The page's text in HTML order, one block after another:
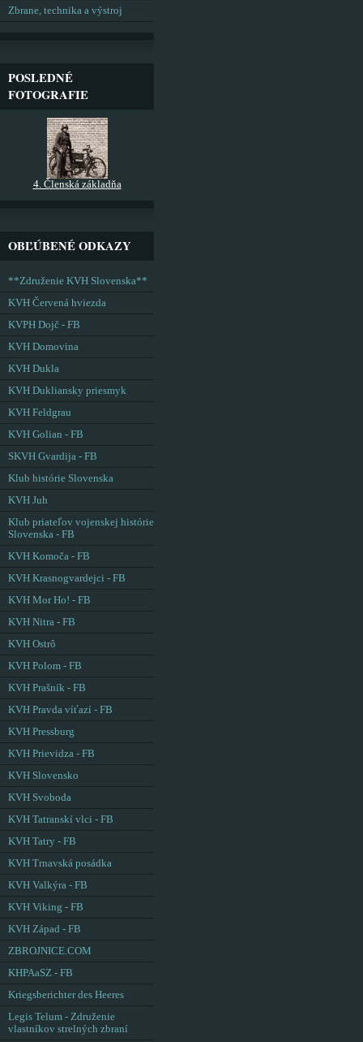
Zbrane, technika a výstroj
POSLEDNÉ
FOTOGRAFIE
4. Členská základňa
OBĽÚBENÉ ODKAZY
**Združenie KVH Slovenska**
KVH Červená hviezda
KVPH Dojč - FB
KVH Domovina
KVH Dukla
KVH Dukliansky priesmyk
KVH Feldgrau
KVH Golian - FB
SKVH Gvardija - FB
Klub histórie Slovenska
KVH Juh
Klub priateľov vojenskej histórie
Slovenska - FB
KVH Komoča - FB
KVH Krasnogvardejci - FB
KVH Mor Ho! - FB
KVH Nitra - FB
KVH Ostrô
KVH Polom - FB
KVH Prašník - FB
KVH Pravda víťazí - FB
KVH Pressburg
KVH Prievidza - FB
KVH Slovensko
KVH Svoboda
KVH Tatranskí vlci - FB
KVH Tatry - FB
KVH Trnavská posádka
KVH Valkýra - FB
KVH Viking - FB
KVH Západ - FB
ZBROJNICE.COM
KHPAaSZ - FB
Kriegsberichter des Heeres
Legis Telum - Združenie
vlastníkov strelných zbraní